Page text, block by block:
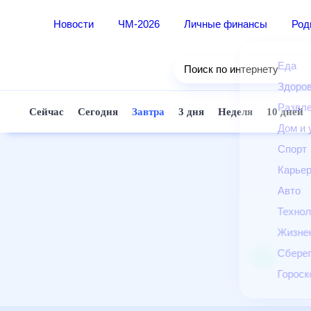
Новости ЧМ-2026 Личные финансы
Еда
Дом
Спорт
Авто
Поиск по интернету
Сейчас Сегодня Завтра 3 дня Неделя 10